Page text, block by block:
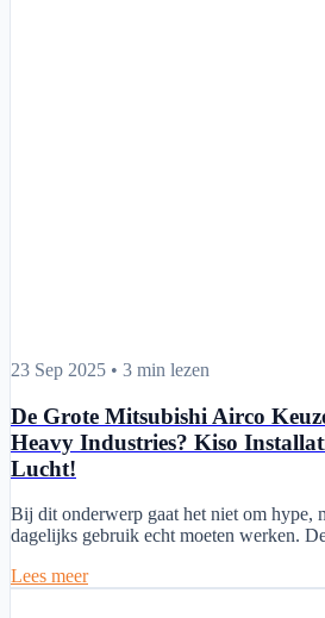
De Grote Mitsubishi Airco Keuzestress:
23 Sep 2025 • 3 min lezen
De Grote Mitsubishi Airco
Heavy Industries? Kiso
Lucht!
Bij dit onderwerp gaat het niet om hype,
dagelijks gebruik echt moeten werken.
Lees meer